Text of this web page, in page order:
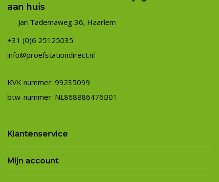
aan huis
Jan Tademaweg 36, Haarlem
+31 (0)6 25125035
info@proefstationdirect.nl
KVK nummer: 99235099
btw-nummer: NL868886476B01
Klantenservice
Mijn account